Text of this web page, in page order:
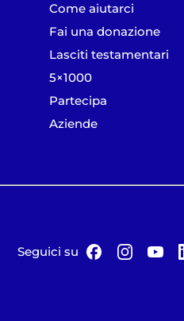
Come aiutarci
Fai una donazione
Lasciti testamentari
5×1000
Partecipa
Aziende
Seguici su